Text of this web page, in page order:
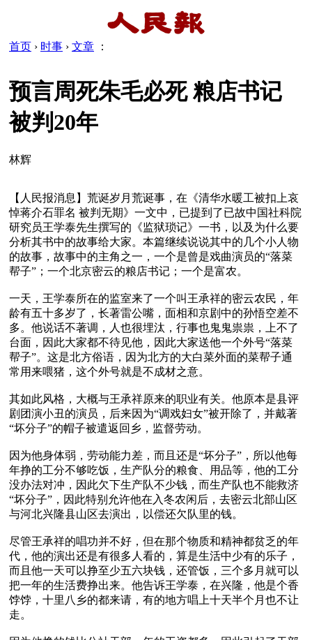
首页 › 时事 › 文章 ：
预言周死朱毛必死 粮店书记
被判20年
林辉
【人民报消息】荒诞岁月荒诞事，在《清华水暖工被扣上哀
悼蒋介石罪名 被判无期》一文中，已提到了已故中国社科院
研究员王学泰先生撰写的《监狱琐记》一书，以及为什么要
分析其书中的故事给大家。本篇继续说说其中的几个小人物
的故事，故事中的主角之一，一个是曾是戏曲演员的“落菜
帮子”；一个北京密云的粮店书记；一个是富农。
一天，王学泰所在的监室来了一个叫王承祥的密云农民，年
龄有五十多岁了，长著雷公嘴，面相和京剧中的孙悟空差不
多。他说话不著调，人也很埋汰，行事也鬼鬼祟祟，上不了
台面，因此大家都不待见他，因此大家送他一个外号“落菜
帮子”。这是北方俗语，因为北方的大白菜外面的菜帮子通
常用来喂猪，这个外号就是不成材之意。
其如此风格，大概与王承祥原来的职业有关。他原本是县评
剧团演小丑的演员，后来因为“调戏妇女”被开除了，并戴著
“坏分子”的帽子被遣返回乡，监督劳动。
因为他身体弱，劳动能力差，而且还是“坏分子”，所以他每
年挣的工分不够吃饭，生产队分的粮食、用品等，他的工分
没办法对冲，因此欠下生产队不少钱，而生产队也不能救济
“坏分子”，因此特别允许他在入冬农闲后，去密云北部山区
与河北兴隆县山区去演出，以偿还欠队里的钱。
尽管王承祥的唱功并不好，但在那个物质和精神都贫乏的年
代，他的演出还是有很多人看的，算是生活中少有的乐子，
而且他一天可以挣至少五六块钱，还管饭，三个多月就可以
把一年的生活费挣出来。他告诉王学泰，在兴隆，他是个香
饽饽，十里八乡的都来请，有的地方唱上十天半个月也不让
走。